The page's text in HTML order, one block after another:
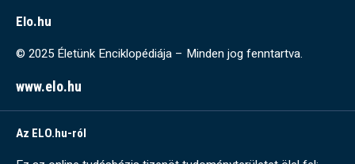
Elo.hu
© 2025 Életünk Enciklopédiája – Minden jog fenntartva.
www.elo.hu
Az ELO.hu-ról